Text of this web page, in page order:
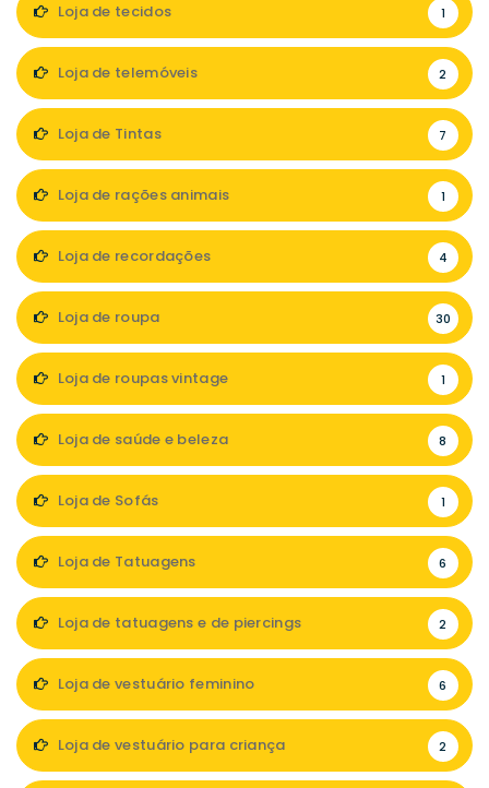
Loja de tecidos 1
Loja de telemóveis 2
Loja de Tintas 7
Loja de rações animais 1
Loja de recordações 4
Loja de roupa 30
Loja de roupas vintage 1
Loja de saúde e beleza 8
Loja de Sofás 1
Loja de Tatuagens 6
Loja de tatuagens e de piercings 2
Loja de vestuário feminino 6
Loja de vestuário para criança 2